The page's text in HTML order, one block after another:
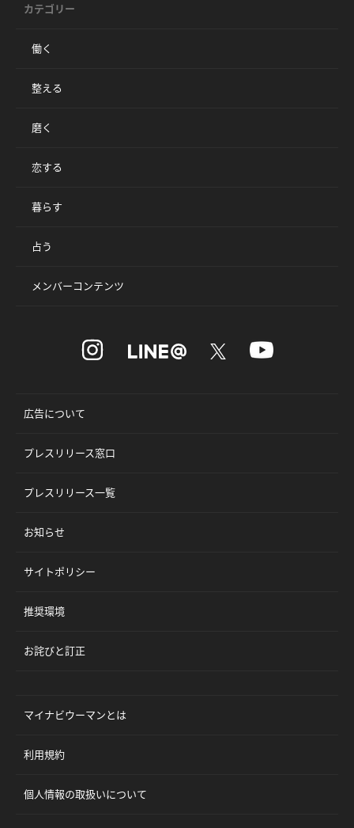
カテゴリー
働く
整える
磨く
恋する
暮らす
占う
メンバーコンテンツ
広告について
プレスリリース窓口
プレスリリース一覧
お知らせ
サイトポリシー
推奨環境
お詫びと訂正
マイナビウーマンとは
利用規約
個人情報の取扱いについて